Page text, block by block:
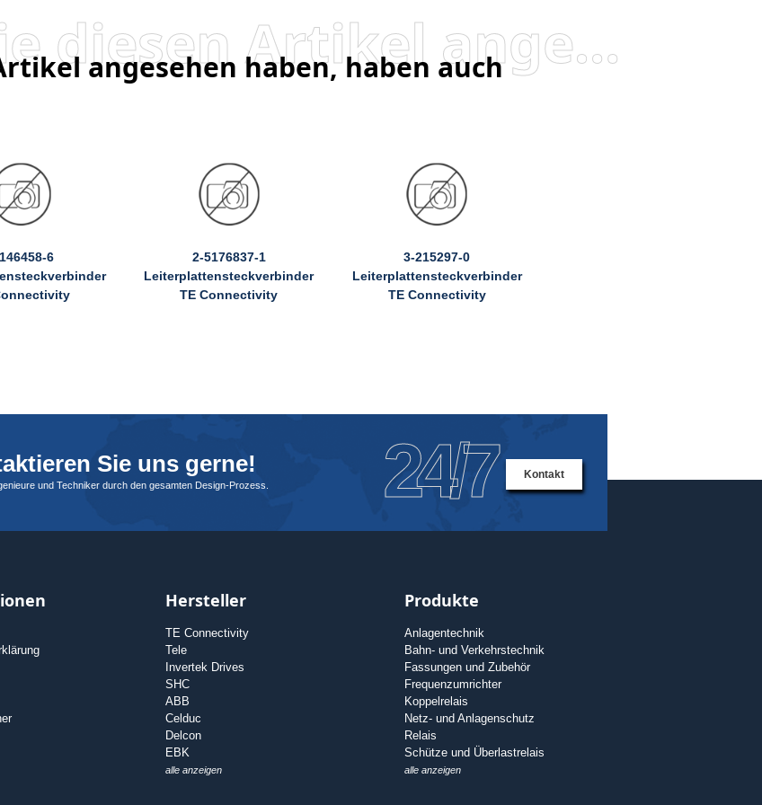
Besucher, die diesen Artikel angesehen haben, haben auch angesehen
angesehen haben, haben auch
6
2-5176837-1
Leiterplattensteckverbinder
TE Connectivity
3-215297-0
Leiterplattensteckverbinder
TE Connectivity
Sie uns gerne!
und Techniker durch den gesamten Design-Prozess. 24/7 Kontakt
Hersteller
TE Connectivity
Tele
Invertek Drives
SHC
ABB
Celduc
Delcon
EBK
alle anzeigen
Produkte
Anlagentechnik
Bahn- und Verkehrstechnik
Fassungen und Zubehör
Frequenzumrichter
Koppelrelais
Netz- und Anlagenschutz
Relais
Schütze und Überlastrelais
alle anzeigen